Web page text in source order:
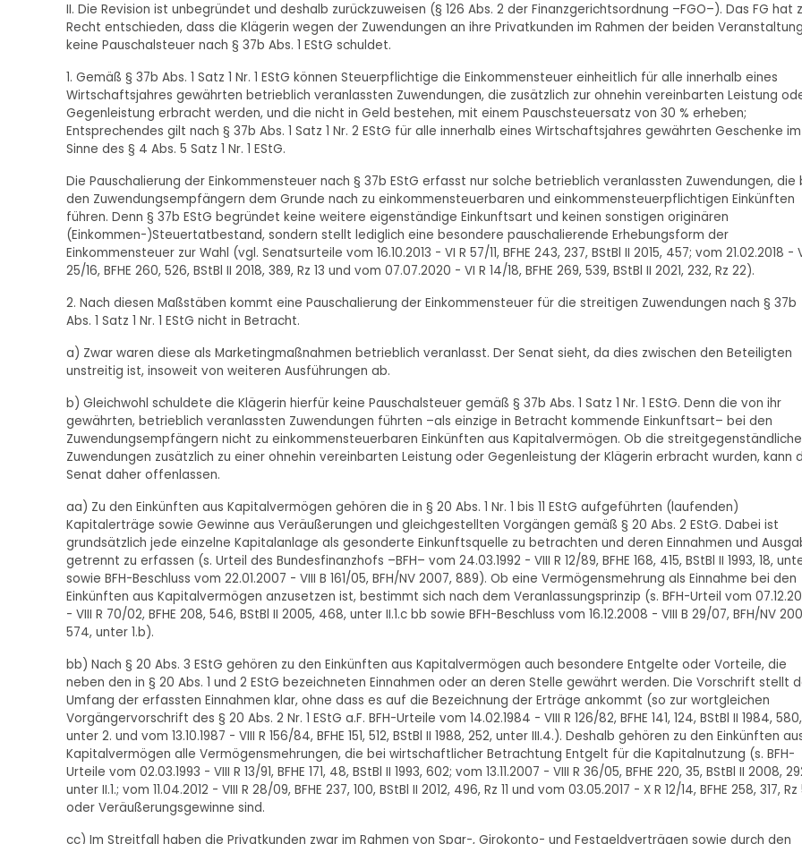
II. Die Revision ist unbegründet und deshalb zurückzuweisen (§ 126 Abs. 2 der Finanzgerichtsordnung –FGO–). Das FG hat
Recht entschieden, dass die Klägerin wegen der Zuwendungen an ihre Privatkunden im Rahmen der beiden
keine Pauschalsteuer nach § 37b Abs. 1 EStG schuldet.
1. Gemäß § 37b Abs. 1 Satz 1 Nr. 1 EStG können Steuerpflichtige die Einkommensteuer einheitlich für alle innerhalb eines
Wirtschaftsjahres gewährten betrieblich veranlassten Zuwendungen, die zusätzlich zur ohnehin vereinbarten Leistung
Gegenleistung erbracht werden, und die nicht in Geld bestehen, mit einem Pauschsteuersatz von 30 % erheben;
Entsprechendes gilt nach § 37b Abs. 1 Satz 1 Nr. 2 EStG für alle innerhalb eines Wirtschaftsjahres gewährten Geschenke im
Sinne des § 4 Abs. 5 Satz 1 Nr. 1 EStG.
Die Pauschalierung der Einkommensteuer nach § 37b EStG erfasst nur solche betrieblich veranlassten Zuwendungen, die
den Zuwendungsempfängern dem Grunde nach zu einkommensteuerbaren und einkommensteuerpflichtigen Einkünften
führen. Denn § 37b EStG begründet keine weitere eigenständige Einkunftsart und keinen sonstigen originären
(Einkommen-)Steuertatbestand, sondern stellt lediglich eine besondere pauschalierende Erhebungsform der
Einkommensteuer zur Wahl (vgl. Senatsurteile vom 16.10.2013 - VI R 57/11, BFHE 243, 237, BStBl II 2015, 457; vom 21.02.2018 -
25/16, BFHE 260, 526, BStBl II 2018, 389, Rz 13 und vom 07.07.2020 - VI R 14/18, BFHE 269, 539, BStBl II 2021, 232, Rz 22).
2. Nach diesen Maßstäben kommt eine Pauschalierung der Einkommensteuer für die streitigen Zuwendungen nach § 37b
Abs. 1 Satz 1 Nr. 1 EStG nicht in Betracht.
a) Zwar waren diese als Marketingmaßnahmen betrieblich veranlasst. Der Senat sieht, da dies zwischen den Beteiligten
unstreitig ist, insoweit von weiteren Ausführungen ab.
b) Gleichwohl schuldete die Klägerin hierfür keine Pauschalsteuer gemäß § 37b Abs. 1 Satz 1 Nr. 1 EStG. Denn die von ihr
gewährten, betrieblich veranlassten Zuwendungen führten –als einzige in Betracht kommende Einkunftsart– bei den
Zuwendungsempfängern nicht zu einkommensteuerbaren Einkünften aus Kapitalvermögen. Ob die
Zuwendungen zusätzlich zu einer ohnehin vereinbarten Leistung oder Gegenleistung der Klägerin erbracht wurden, kann
Senat daher offenlassen.
aa) Zu den Einkünften aus Kapitalvermögen gehören die in § 20 Abs. 1 Nr. 1 bis 11 EStG aufgeführten (laufenden)
Kapitalerträge sowie Gewinne aus Veräußerungen und gleichgestellten Vorgängen gemäß § 20 Abs. 2 EStG. Dabei ist
grundsätzlich jede einzelne Kapitalanlage als gesonderte Einkunftsquelle zu betrachten und deren Einnahmen und
getrennt zu erfassen (s. Urteil des Bundesfinanzhofs –BFH– vom 24.03.1992 - VIII R 12/89, BFHE 168, 415, BStBl II 1993, 18,
sowie BFH-Beschluss vom 22.01.2007 - VIII B 161/05, BFH/NV 2007, 889). Ob eine Vermögensmehrung als Einnahme bei den
Einkünften aus Kapitalvermögen anzusetzen ist, bestimmt sich nach dem Veranlassungsprinzip (s. BFH-Urteil vom
- VIII R 70/02, BFHE 208, 546, BStBl II 2005, 468, unter II.1.c bb sowie BFH-Beschluss vom 16.12.2008 - VIII B 29/07, BFH/NV
574, unter 1.b).
bb) Nach § 20 Abs. 3 EStG gehören zu den Einkünften aus Kapitalvermögen auch besondere Entgelte oder Vorteile, die
neben den in § 20 Abs. 1 und 2 EStG bezeichneten Einnahmen oder an deren Stelle gewährt werden. Die Vorschrift stellt
Umfang der erfassten Einnahmen klar, ohne dass es auf die Bezeichnung der Erträge ankommt (so zur wortgleichen
Vorgängervorschrift des § 20 Abs. 2 Nr. 1 EStG a.F. BFH-Urteile vom 14.02.1984 - VIII R 126/82, BFHE 141, 124, BStBl II 1984, 580,
unter 2. und vom 13.10.1987 - VIII R 156/84, BFHE 151, 512, BStBl II 1988, 252, unter III.4.). Deshalb gehören zu den Einkünften
Kapitalvermögen alle Vermögensmehrungen, die bei wirtschaftlicher Betrachtung Entgelt für die Kapitalnutzung (s. BFH-
Urteile vom 02.03.1993 - VIII R 13/91, BFHE 171, 48, BStBl II 1993, 602; vom 13.11.2007 - VIII R 36/05, BFHE 220, 35, BStBl II 2008,
unter II.1.; vom 11.04.2012 - VIII R 28/09, BFHE 237, 100, BStBl II 2012, 496, Rz 11 und vom 03.05.2017 - X R 12/14, BFHE 258, 317, Rz
oder Veräußerungsgewinne sind.
cc) Im Streitfall haben die Privatkunden zwar im Rahmen von Spar-, Girokonto- und Festgeldverträgen sowie durch den